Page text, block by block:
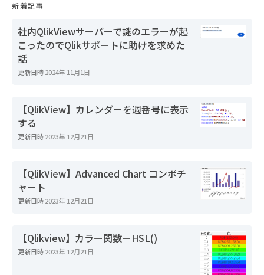
新着記事
社内QlikViewサーバーで謎のエラーが起
こったのでQlikサポートに助けを求めた
話
更新日時2024年 11月1日
【QlikView】カレンダーを週番号に表示
する
更新日時2023年 12月21日
【QlikView】Advanced Chart コンボチ
ャート
更新日時2023年 12月21日
【Qlikview】カラー関数ーHSL()
更新日時2023年 12月21日